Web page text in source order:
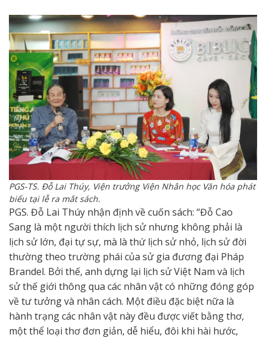
PGS-TS. Đỗ Lai Thúy, Viện trưởng Viện Nhân học Văn hóa phát
biểu tại lễ ra mắt sách.
PGS. Đỗ Lai Thúy nhận định về cuốn sách: “Đỗ Cao
Sang là một người thích lịch sử nhưng không phải là
lịch sử lớn, đại tự sự, mà là thứ lịch sử nhỏ, lịch sử đời
thường theo trường phái của sử gia đương đại Pháp
Brandel. Bởi thế, anh dựng lại lịch sử Việt Nam và lịch
sử thế giới thông qua các nhân vật có những đóng góp
về tư tưởng và nhân cách. Một điều đặc biệt nữa là
hành trạng các nhân vật này đều được viết bằng thơ,
một thể loại thơ đơn giản, dễ hiểu, đôi khi hài hước,